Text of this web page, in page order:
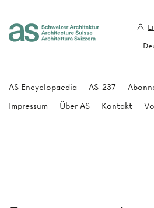
AS Encyclopaedia AS-237
Impressum
Über AS Kontakt